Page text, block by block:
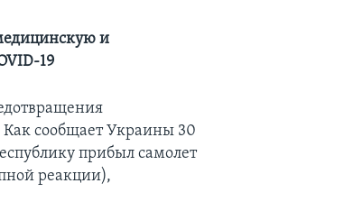
и
19
Как сообщает Украины 30
прибыл самолет
реакции),